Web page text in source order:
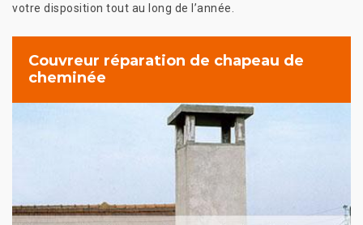
votre disposition tout au long de l’année.
Couvreur réparation de chapeau de
cheminée